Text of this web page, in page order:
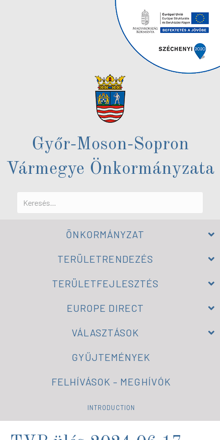
Győr-Moson-Sopron
Vármegye Önkormányzata
ÖNKORMÁNYZAT
TERÜLETRENDEZÉS
TERÜLETFEJLESZTÉS
EUROPE DIRECT
VÁLASZTÁSOK
GYŰJTEMÉNYEK
FELHÍVÁSOK – MEGHÍVÓK
INTRODUCTION